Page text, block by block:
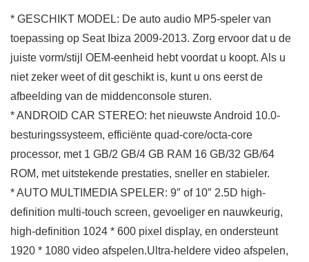
* GESCHIKT MODEL: De auto audio MP5-speler van
toepassing op Seat Ibiza 2009-2013. Zorg ervoor dat u de
juiste vorm/stijl OEM-eenheid hebt voordat u koopt. Als u
niet zeker weet of dit geschikt is, kunt u ons eerst de
afbeelding van de middenconsole sturen.
* ANDROID CAR STEREO: het nieuwste Android 10.0-
besturingssysteem, efficiënte quad-core/octa-core
processor, met 1 GB/2 GB/4 GB RAM 16 GB/32 GB/64
ROM, met uitstekende prestaties, sneller en stabieler.
* AUTO MULTIMEDIA SPELER: 9″ of 10″ 2.5D high-
definition multi-touch screen, gevoeliger en nauwkeurig,
high-definition 1024 * 600 pixel display, en ondersteunt
1920 * 1080 video afspelen.Ultra-heldere video afspelen,